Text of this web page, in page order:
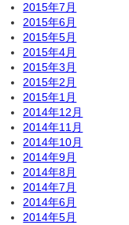
2015年7月
2015年6月
2015年5月
2015年4月
2015年3月
2015年2月
2015年1月
2014年12月
2014年11月
2014年10月
2014年9月
2014年8月
2014年7月
2014年6月
2014年5月